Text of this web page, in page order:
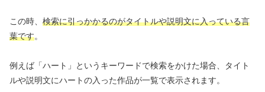
この時、 検索に引っかかるのがタイトルや説明文に入っている言
葉です。
例えば「ハート」というキーワードで検索をかけた場合、タイト
ルや説明文にハートの入った作品が一覧で表示されます。